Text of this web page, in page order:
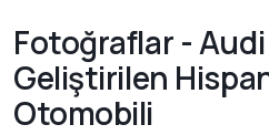
Fotoğraflar - Audi
Geliştirilen
Otomobili